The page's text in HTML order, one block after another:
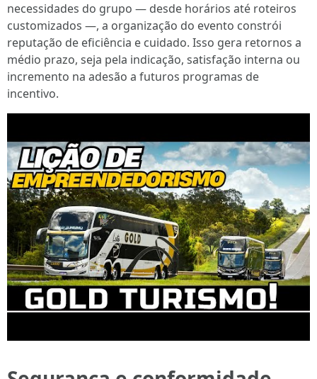
necessidades do grupo — desde horários até roteiros
customizados —, a organização do evento constrói
reputação de eficiência e cuidado. Isso gera retornos a
médio prazo, seja pela indicação, satisfação interna ou
incremento na adesão a futuros programas de
incentivo.